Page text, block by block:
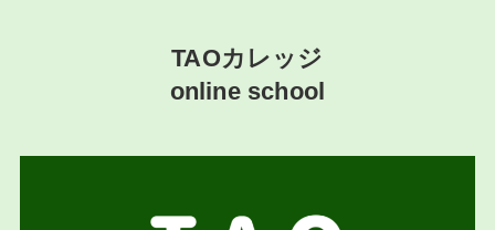
TAOカレッジ
online school